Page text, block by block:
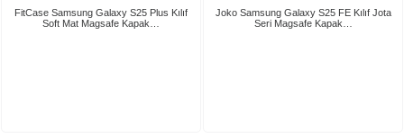
FitCase Samsung Galaxy S25 Plus Kılıf
Soft Mat Magsafe Kapak…
Joko Samsung Galaxy S25 FE Kılıf Jota
Seri Magsafe Kapak…